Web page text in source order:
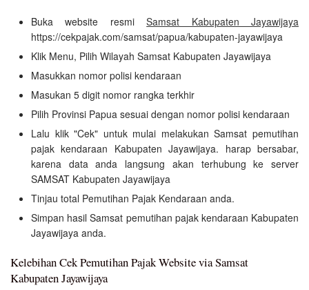
Buka website resmiSamsat Kabupaten Jayawijaya
https://cekpajak.com/samsat/papua/kabupaten-jayawijaya
Klik Menu, Pilih Wilayah Samsat Kabupaten Jayawijaya
Masukkan nomor polisi kendaraan
Masukan 5 digit nomor rangka terkhir
Pilih Provinsi Papua sesuai dengan nomor polisi kendaraan
Lalu klik "Cek" untuk mulai melakukan Samsat pemutihan
pajak kendaraan Kabupaten Jayawijaya. harap bersabar,
karena data anda langsung akan terhubung ke server
SAMSAT Kabupaten Jayawijaya
Tinjau total Pemutihan Pajak Kendaraan anda.
Simpan hasil Samsat pemutihan pajak kendaraan Kabupaten
Jayawijaya anda.
Kelebihan Cek Pemutihan Pajak Website via Samsat
Kabupaten Jayawijaya